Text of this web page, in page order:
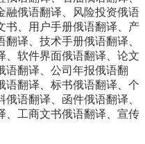
融俄语翻译、风险投资俄语
书、用户手册俄语翻译、产
译、技术手册俄语翻译、
、软件界面俄语翻译、论文
语翻译、公司年报俄语翻
语翻译、标书俄语翻译、个
语翻译、函件俄语翻译、
、工商文书俄语翻译、宣传